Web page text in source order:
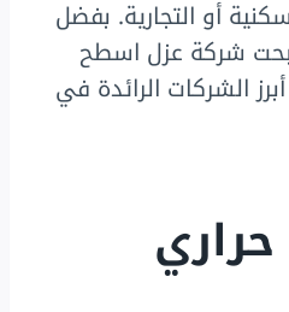
أو التجارية. بفضل
شركة عزل اسطح
الشركات الرائدة في